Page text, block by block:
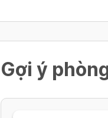
Gợi ý